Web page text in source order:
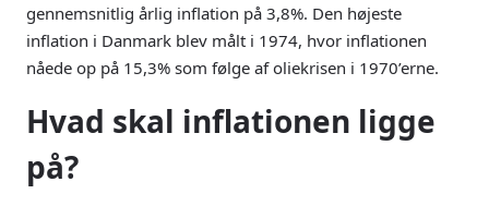
gennemsnitlig årlig inflation på 3,8%. Den højeste
inflation i Danmark blev målt i 1974, hvor inflationen
nåede op på 15,3% som følge af oliekrisen i 1970’erne.
Hvad skal inflationen ligge
på?